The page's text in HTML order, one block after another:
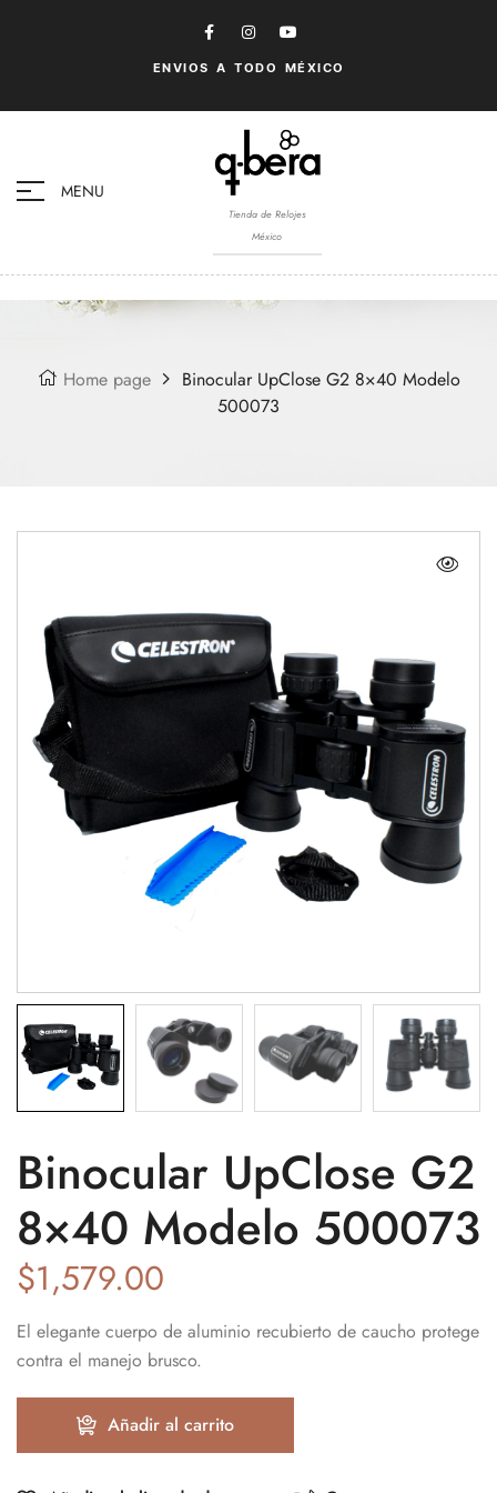
ENVIOS A TODO MÉXICO
MENU
Tienda de Relojes
México
Home page
Binocular UpClose G2 8×40 Modelo
500073
Binocular UpClose G2
8×40 Modelo 500073
$1,579.00
El elegante cuerpo de aluminio recubierto de caucho protege
contra el manejo brusco.
Añadir al carrito